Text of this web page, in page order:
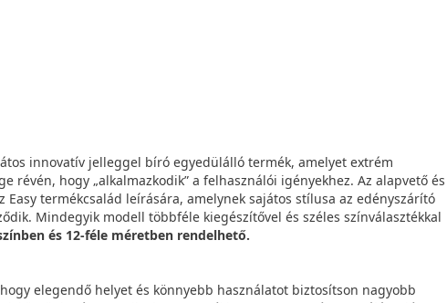
innovatív jelleggel bíró egyedülálló termék, amelyet extrém
révén, hogy „alkalmazkodik” a felhasználói igényekhez. Az alapvető és
termékcsalád leírására, amelynek sajátos stílusa az edényszárító
Mindegyik modell többféle kiegészítővel és széles színválasztékkal
és 12-féle méretben rendelhető.
elegendő helyet és könnyebb használatot biztosítson nagyobb